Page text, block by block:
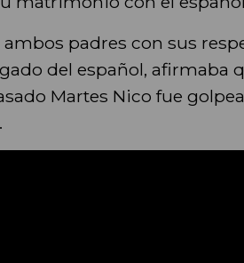
padres con sus
del español, afirmaba
Martes Nico fue